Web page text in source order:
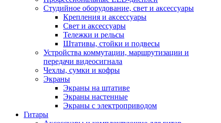
Студийное оборудование, свет и аксессуары
Крепления и аксессуары
Свет и аксессуары
Тележки и рельсы
Штативы, стойки и подвесы
Устройства коммутации, маршрутизации и
передачи видеосигнала
Чехлы, сумки и кофры
Экраны
Экраны на штативе
Экраны настенные
Экраны с электроприводом
Гитары